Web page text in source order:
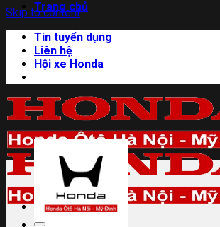
Skip to content
Trang chủ
Tin tuyển dụng
Liên hệ
Hội xe Honda